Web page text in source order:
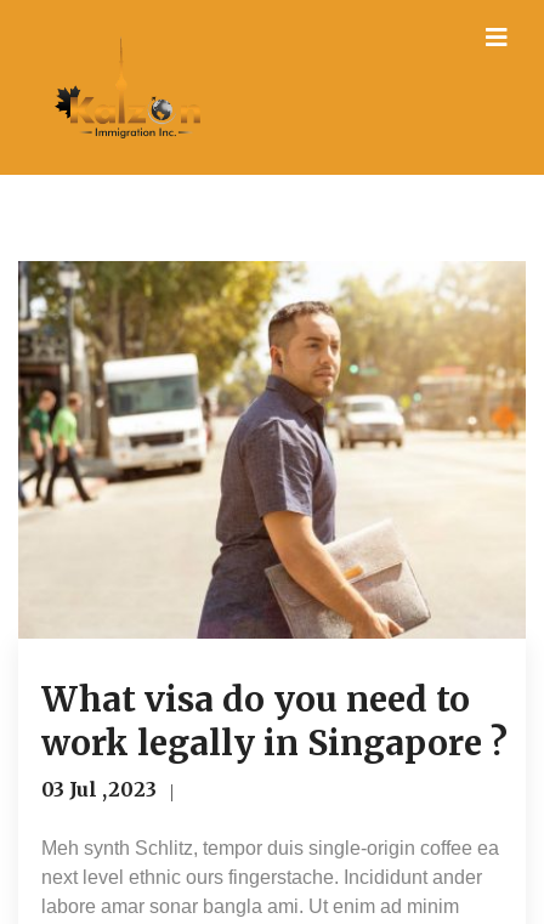
What visa do you need to
work legally in Singapore ?
03 Jul ,2023
Meh synth Schlitz, tempor duis single-origin coffee ea
next level ethnic ours fingerstache. Incididunt ander
labore amar sonar bangla ami. Ut enim ad minim